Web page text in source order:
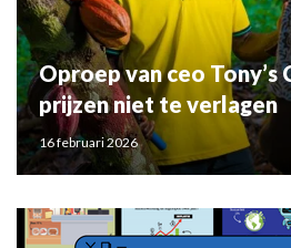
Oproep van ceo
prijzen niet te verlagen
16 februari 2026